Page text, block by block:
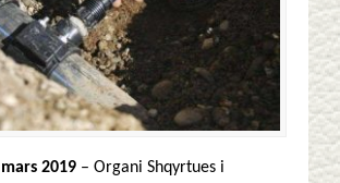
2019 – Organi Shqyrtues i